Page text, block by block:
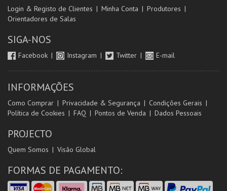
Login & Registo de Clientes Minha Conta
Produtores
Orientadores de Salas
SIGA-NOS
Facebook Instagram Twitter E-mail
INFORMAÇÕES
Como Comprar Privacidade & Segurança
Condições Gerais
Política de Cookies
FAQ Pontos de Venda Dados Pessoais
PROJECTO
Quem Somos Visão Global
FORMAS DE PAGAMENTO: